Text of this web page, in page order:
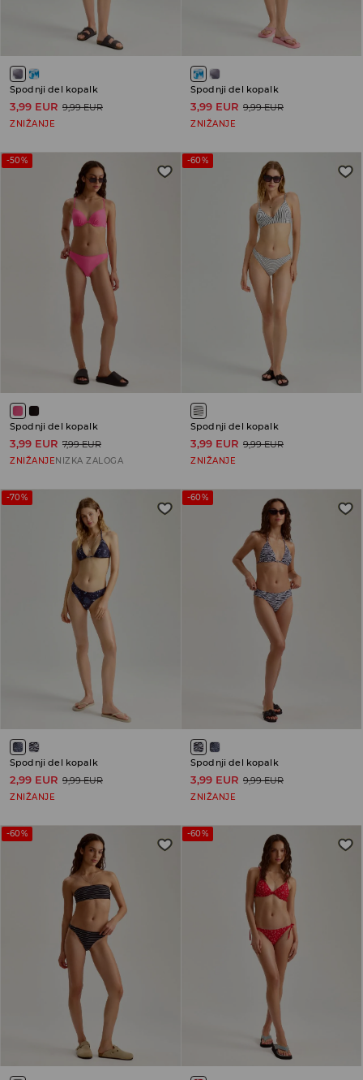
Spodnji del kopalk
3,99 EUR 9,99 EUR
ZNIŽANJE
Spodnji del kopalk
3,99 EUR 9,99 EUR
ZNIŽANJE
-50%
Spodnji del kopalk
3,99 EUR 7,99 EUR
ZNIŽANJENIZKA ZALOGA
-60%
Spodnji del kopalk
3,99 EUR 9,99 EUR
ZNIŽANJE
-70%
Spodnji del kopalk
2,99 EUR 9,99 EUR
ZNIŽANJE
-60%
Spodnji del kopalk
3,99 EUR 9,99 EUR
ZNIŽANJE
-60% -60%